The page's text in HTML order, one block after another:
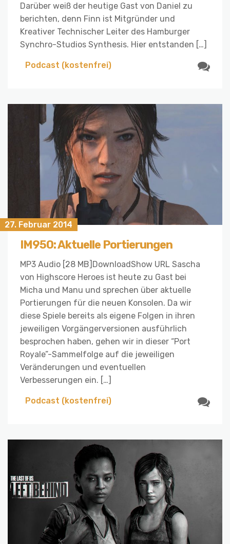
Darüber weiß der heutige Gast von Daniel zu
berichten, denn Finn ist Mitgründer und
Kreativer Technischer Leiter des Hamburger
Synchro-Studios Synthesis. Hier entstanden […]
Podcast (kostenfrei)
27. Februar 2014
IM950: Aktuelle Portierungen
MP3 Audio [28 MB]DownloadShow URL Sascha
von Highscore Heroes ist heute zu Gast bei
Micha und Manu und sprechen über aktuelle
Portierungen für die neuen Konsolen. Da wir
diese Spiele bereits als eigene Folgen in ihren
jeweiligen Vorgängerversionen ausführlich
besprochen haben, gehen wir in dieser “Port
Royale”-Sammelfolge auf die jeweiligen
Veränderungen und eventuellen
Verbesserungen ein. […]
Podcast (kostenfrei)